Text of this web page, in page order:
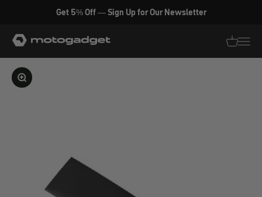
Zum Inhalt springen
Get 5% Off — Sign Up for Our Newsletter
motogadget GmbH
Bild vergrößern